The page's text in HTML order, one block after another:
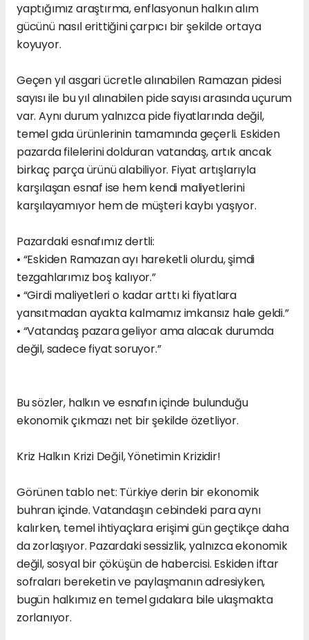
yaptığımız araştırma, enflasyonun halkın alım
gücünü nasıl erittiğini çarpıcı bir şekilde ortaya
koyuyor.
Geçen yıl asgari ücretle alınabilen Ramazan pidesi
sayısı ile bu yıl alınabilen pide sayısı arasında uçurum
var. Aynı durum yalnızca pide fiyatlarında değil,
temel gıda ürünlerinin tamamında geçerli. Eskiden
pazarda filelerini dolduran vatandaş, artık ancak
birkaç parça ürünü alabiliyor. Fiyat artışlarıyla
karşılaşan esnaf ise hem kendi maliyetlerini
karşılayamıyor hem de müşteri kaybı yaşıyor.
Pazardaki esnafımız dertli:
• “Eskiden Ramazan ayı hareketli olurdu, şimdi
tezgahlarımız boş kalıyor.”
• “Girdi maliyetleri o kadar arttı ki fiyatlara
yansıtmadan ayakta kalmamız imkansız hale geldi.”
• “Vatandaş pazara geliyor ama alacak durumda
değil, sadece fiyat soruyor.”
Bu sözler, halkın ve esnafın içinde bulunduğu
ekonomik çıkmazı net bir şekilde özetliyor.
Kriz Halkın Krizi Değil, Yönetimin Krizidir!
Görünen tablo net: Türkiye derin bir ekonomik
buhran içinde. Vatandaşın cebindeki para aynı
kalırken, temel ihtiyaçlara erişimi gün geçtikçe daha
da zorlaşıyor. Pazardaki sessizlik, yalnızca ekonomik
değil, sosyal bir çöküşün de habercisi. Eskiden iftar
sofraları bereketin ve paylaşmanın adresiyken,
bugün halkımız en temel gıdalara bile ulaşmakta
zorlanıyor.